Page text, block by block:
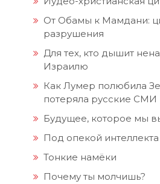
От Обамы к Мамдани:
разрушения
Для тех, кто дышит
Израилю
Как Лумер полюбила
потеряла русские СМИ
Будущее, которое мы
Под опекой интеллекта
Тонкие намёки
Почему ты молчишь?